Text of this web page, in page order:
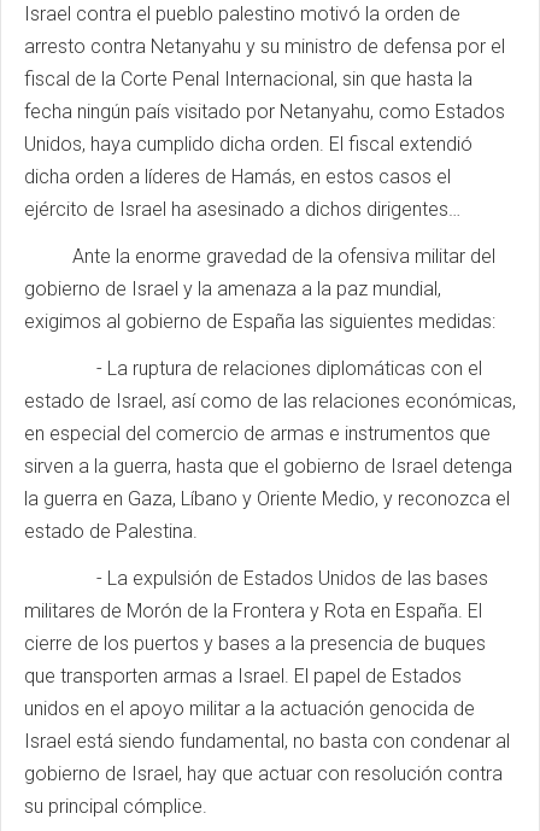
Israel contra el pueblo palestino motivó la orden de
arresto contra Netanyahu y su ministro de defensa por el
fiscal de la Corte Penal Internacional, sin que hasta la
fecha ningún país visitado por Netanyahu, como Estados
Unidos, haya cumplido dicha orden. El fiscal extendió
dicha orden a líderes de Hamás, en estos casos el
ejército de Israel ha asesinado a dichos dirigentes…
Ante la enorme gravedad de la ofensiva militar del
gobierno de Israel y la amenaza a la paz mundial,
exigimos al gobierno de España las siguientes medidas:
- La ruptura de relaciones diplomáticas con el
estado de Israel, así como de las relaciones económicas,
en especial del comercio de armas e instrumentos que
sirven a la guerra, hasta que el gobierno de Israel detenga
la guerra en Gaza, Líbano y Oriente Medio, y reconozca el
estado de Palestina.
- La expulsión de Estados Unidos de las bases
militares de Morón de la Frontera y Rota en España. El
cierre de los puertos y bases a la presencia de buques
que transporten armas a Israel. El papel de Estados
unidos en el apoyo militar a la actuación genocida de
Israel está siendo fundamental, no basta con condenar al
gobierno de Israel, hay que actuar con resolución contra
su principal cómplice.